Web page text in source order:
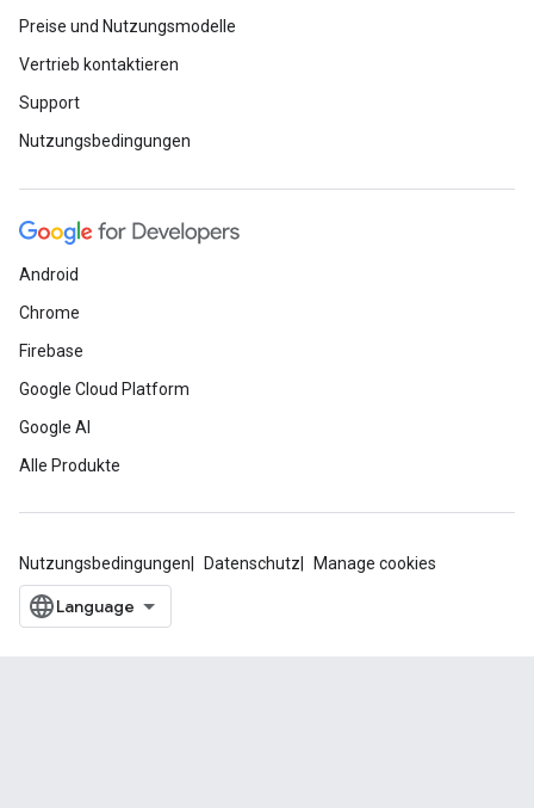
Preise und Nutzungsmodelle
Vertrieb kontaktieren
Support
Nutzungsbedingungen
Android
Chrome
Firebase
Google Cloud Platform
Google AI
Alle Produkte
Nutzungsbedingungen Datenschutz Manage cookies